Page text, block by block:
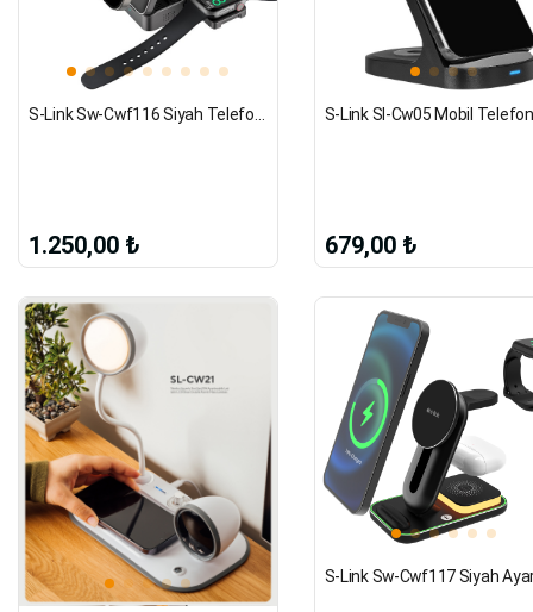
1.250,00 ₺ 679,00 ₺